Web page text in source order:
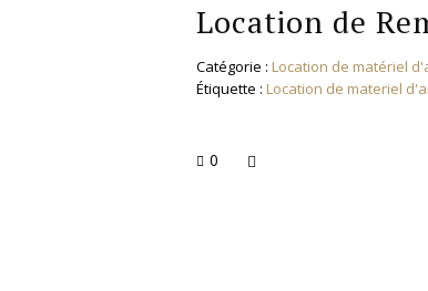
Location de
Catégorie : Location de matériel
Étiquette : Location de materiel
0